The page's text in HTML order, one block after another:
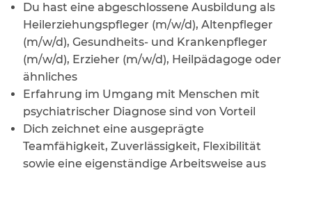
Du hast eine abgeschlossene Ausbildung als
Heilerziehungspfleger (m/w/d), Altenpfleger
(m/w/d), Gesundheits- und Krankenpfleger
(m/w/d), Erzieher (m/w/d), Heilpädagoge oder
ähnliches
Erfahrung im Umgang mit Menschen mit
psychiatrischer Diagnose sind von Vorteil
Dich zeichnet eine ausgeprägte
Teamfähigkeit, Zuverlässigkeit, Flexibilität
sowie eine eigenständige Arbeitsweise aus